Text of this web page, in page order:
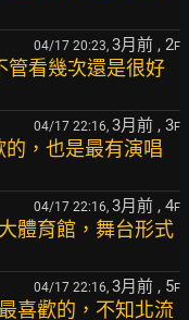
04/17 20:23, 3月前 , 2F
管看幾次還是很好
04/17 22:16, 3月前 , 3F
，也是最有演唱
04/17 22:16, 3月前 , 4F
體育館，舞台形式
04/17 22:16, 3月前 , 5F
喜歡的，不知北流